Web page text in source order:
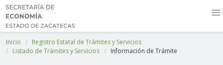
Inicio
Registro Estatal de Trámites y Servicios
Listado de Trámites y Servicios
Información de Trámite